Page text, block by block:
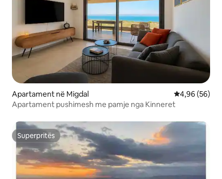
Apartament në Migdal Vlerësimi
4,96 (56)
Apartament pushimesh me pamje nga Kinneret
Superpritës
Superpritës